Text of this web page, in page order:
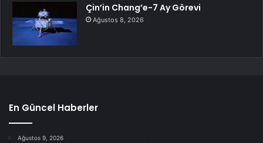
Çin’in Chang’e-7 Ay Görevi
Ağustos 8, 2026
En Güncel Haberler
Ağustos 9, 2026